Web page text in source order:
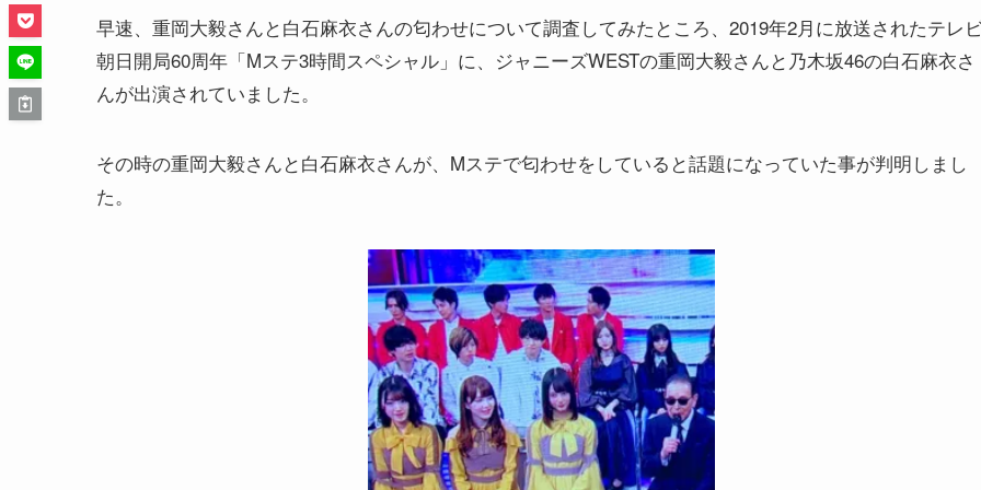
早速、重岡大毅さんと白石麻衣さんの匂わせについて調査してみたところ、2019年2月に放送されたテレ
朝日開局60周年「Mステ3時間スペシャル」に、ジャニーズWESTの重岡大毅さんと乃木坂46の白石麻衣さ
んが出演されていました。
その時の重岡大毅さんと白石麻衣さんが、Mステで匂わせをしていると話題になっていた事が判明しまし
た。